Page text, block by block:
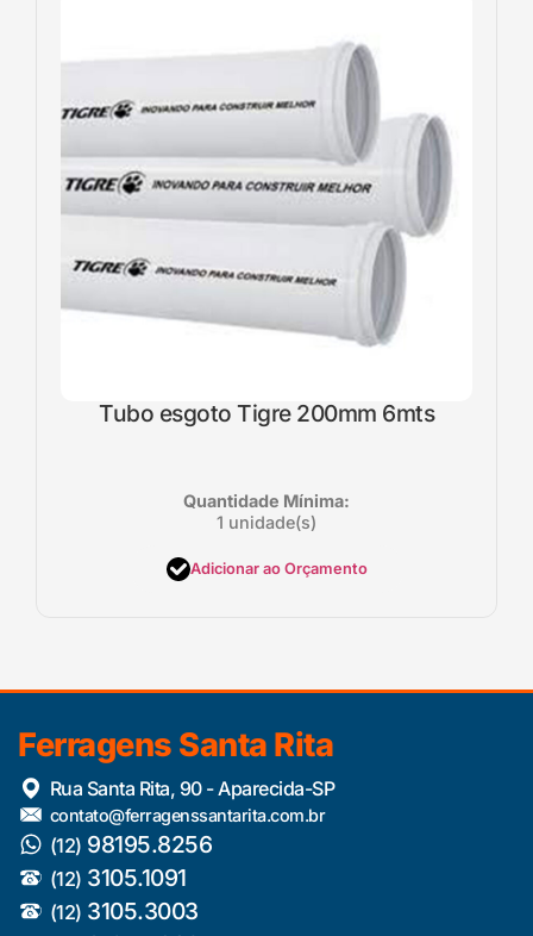
Tubo esgoto Tigre 200mm 6mts
Quantidade Mínima:
1 unidade(s)
Adicionar ao Orçamento
Ferragens Santa Rita
Rua Santa Rita, 90 - Aparecida-SP
contato@ferragenssantarita.com.br
(12) 98195.8256
(12) 3105.1091
(12) 3105.3003